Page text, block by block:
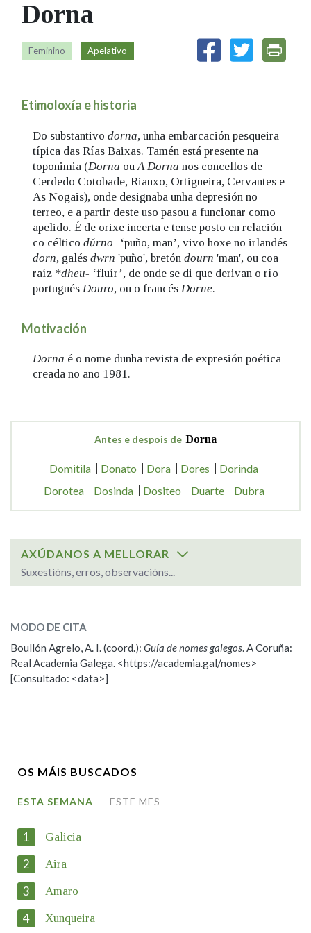
CASA-MUSEO EMILIA PARDO
60 ANOS DLG
Facebook
TwitterYoutubeInstagram
Dorna
Feminino Apelativo
Etimoloxía e historia
Do substantivo dorna, unha embarcación pesqueira
típica das Rías Baixas. Tamén está presente na
toponimia (Dorna ouA Dorna nos concellos de
Cerdedo Cotobade, Rianxo, Ortigueira, Cervantes e
As Nogais), onde designaba unha depresión no
terreo, e a partir deste uso pasou a funcionar como
apelido. É de orixe incerta e tense posto en relación
co céltico dŭrno- ‘puño, man’, vivo hoxe no irlandés
dorn, galés dwrn 'puño', bretón dourn 'man', ou coa
raíz *dheu- ‘fluír’, de onde se di que derivan o río
portugués Douro, ou o francés Dorne.
Motivación
Dorna é o nome dunha revista de expresión poética
creada no ano 1981.
Antes e despois de Dorna
Domitila Donato Dora Dores
Dorinda
Dorotea
Dosinda Dositeo Duarte Dubra
AXÚDANOS A MELLORAR
Suxestións, erros, observacións...
Dorna
ESCOLLE UNHA OPCIÓN:
Observación
Enderezo electrónico
Motivación
MODO DE CITA
Boullón Agrelo, A. I. (coord.): Guía de nomes galegos. A Coruña:
Real Academia Galega. <https://academia.gal/nomes>
[Consultado: <data>]
OS MÁIS BUSCADOS
ESTA SEMANA ESTE MES
1 Galicia
2 Aira
3 Amaro
4 Xunqueira